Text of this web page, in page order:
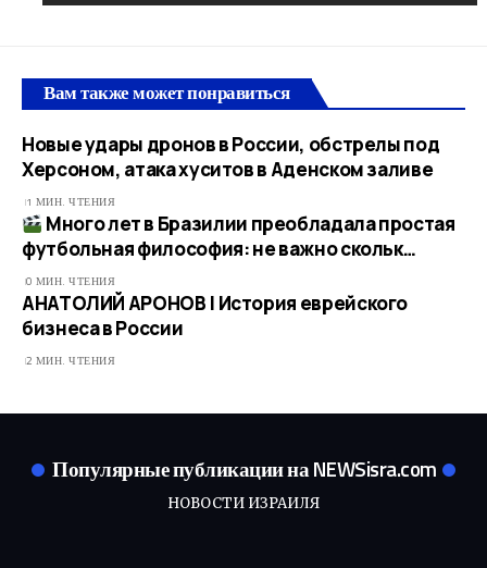
Вам также может понравиться
Новые удары дронов в России, обстрелы под
Херсоном, атака хуситов в Аденском заливе
1 МИН. ЧТЕНИЯ
Много лет в Бразилии преобладала простая
футбольная философия: не важно скольк…
0 МИН. ЧТЕНИЯ
АНАТОЛИЙ АРОНОВ | История еврейского
бизнеса в России
2 МИН. ЧТЕНИЯ
Популярные публикации на NEWSisra.com
НОВОСТИ ИЗРАИЛЯ